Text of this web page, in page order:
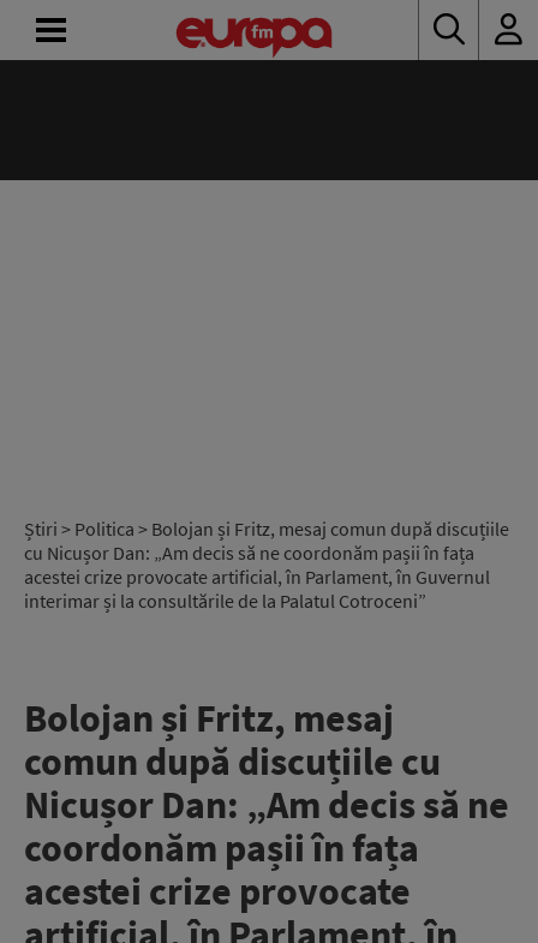
Știri > Politica > Bolojan și Fritz, mesaj comun după discuțiile
cu Nicușor Dan: „Am decis să ne coordonăm pașii în fața
acestei crize provocate artificial, în Parlament, în Guvernul
interimar și la consultările de la Palatul Cotroceni”
Bolojan și Fritz, mesaj
comun după discuțiile cu
Nicușor Dan: „Am decis să ne
coordonăm pașii în fața
acestei crize provocate